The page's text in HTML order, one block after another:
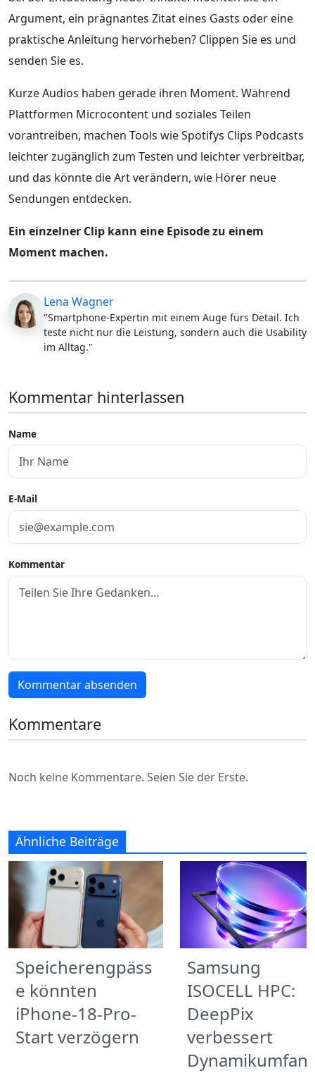
Argument, ein prägnantes Zitat eines Gasts oder eine
praktische Anleitung hervorheben? Clippen Sie es und
senden Sie es.
Kurze Audios haben gerade ihren Moment. Während
Plattformen Microcontent und soziales Teilen
vorantreiben, machen Tools wie Spotifys Clips Podcasts
leichter zugänglich zum Testen und leichter verbreitbar,
und das könnte die Art verändern, wie Hörer neue
Sendungen entdecken.
Ein einzelner Clip kann eine Episode zu einem
Moment machen.
Lena Wagner
"Smartphone-Expertin mit einem Auge fürs Detail. Ich
teste nicht nur die Leistung, sondern auch die Usability
im Alltag."
Kommentar hinterlassen
Name
E-Mail
Kommentar
Kommentar absenden
Kommentare
Noch keine Kommentare. Seien Sie der Erste.
Ähnliche Beiträge
Speicherengpäss
e könnten
iPhone-18-Pro-
Start verzögern
Samsung
ISOCELL HPC:
DeepPix
verbessert